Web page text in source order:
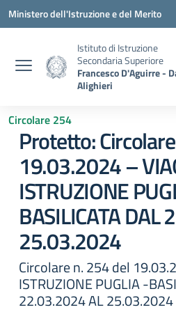
Vai ai contenuti
Vai al menu di navigazione
Vai al footer
Ministero dell'Istruzione e del Merito
Istituto di Istruzione
Secondaria Superiore
Francesco D'Aguirre -
Alighieri
Circolare 254
Protetto:
19.03.2024 –
ISTRUZIONE
BASILICATA
25.03.2024
Circolare n. 254 del
ISTRUZIONE PUGLIA -
22.03.2024 AL 25.03.2024